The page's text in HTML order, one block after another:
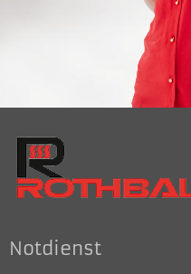
Notdienst